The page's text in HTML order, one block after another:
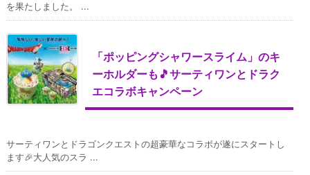
を果たしました。 ...
「ポッピングシャワースライム」のキ
ーホルダーも🎵サーティワンとドラク
エコラボキャンペーン
サーティワンとドラゴンクエストの超豪華なコラボが遂にスタートし
ます🎉大人気のスラ ...